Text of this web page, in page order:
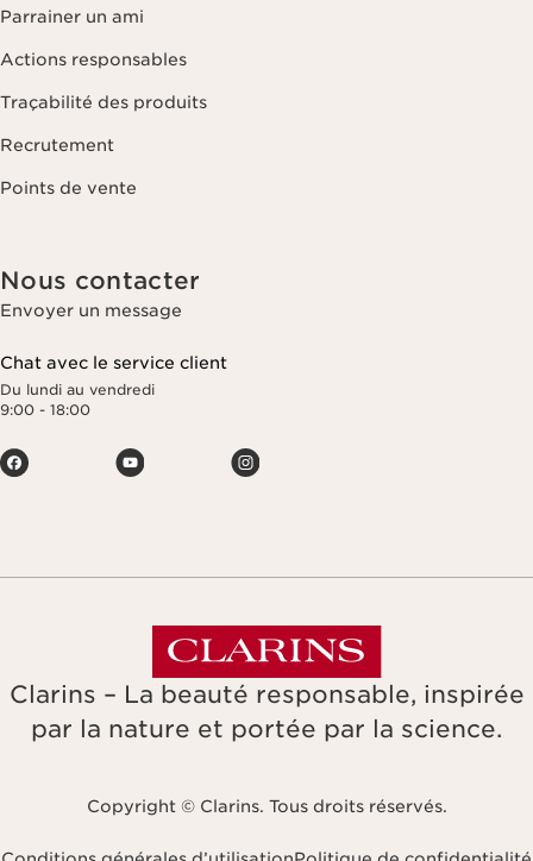
Parrainer un ami
Actions responsables
Traçabilité des produits
Recrutement
Points de vente
Nous contacter
Envoyer un message
Chat avec le service client
Du lundi au vendredi
9:00 - 18:00
Clarins – La beauté responsable, inspirée
par la nature et portée par la science.
Copyright © Clarins. Tous droits réservés.